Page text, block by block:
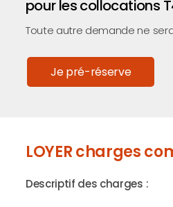
pour les collocations
Toute autre demande ne
Je pré-réserve
LOYER charges
Descriptif des charges :